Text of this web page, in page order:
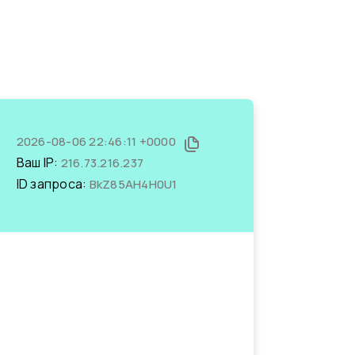
2026-08-06 22:46:11 +0000
Ваш IP: 216.73.216.237
ID запроса: BkZ85AH4H0U1